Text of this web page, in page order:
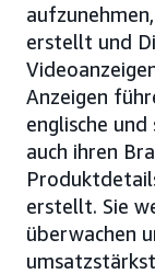
erstellt und
Anzeigen
englische und
auch ihren
erstellt. Sie
überwachen